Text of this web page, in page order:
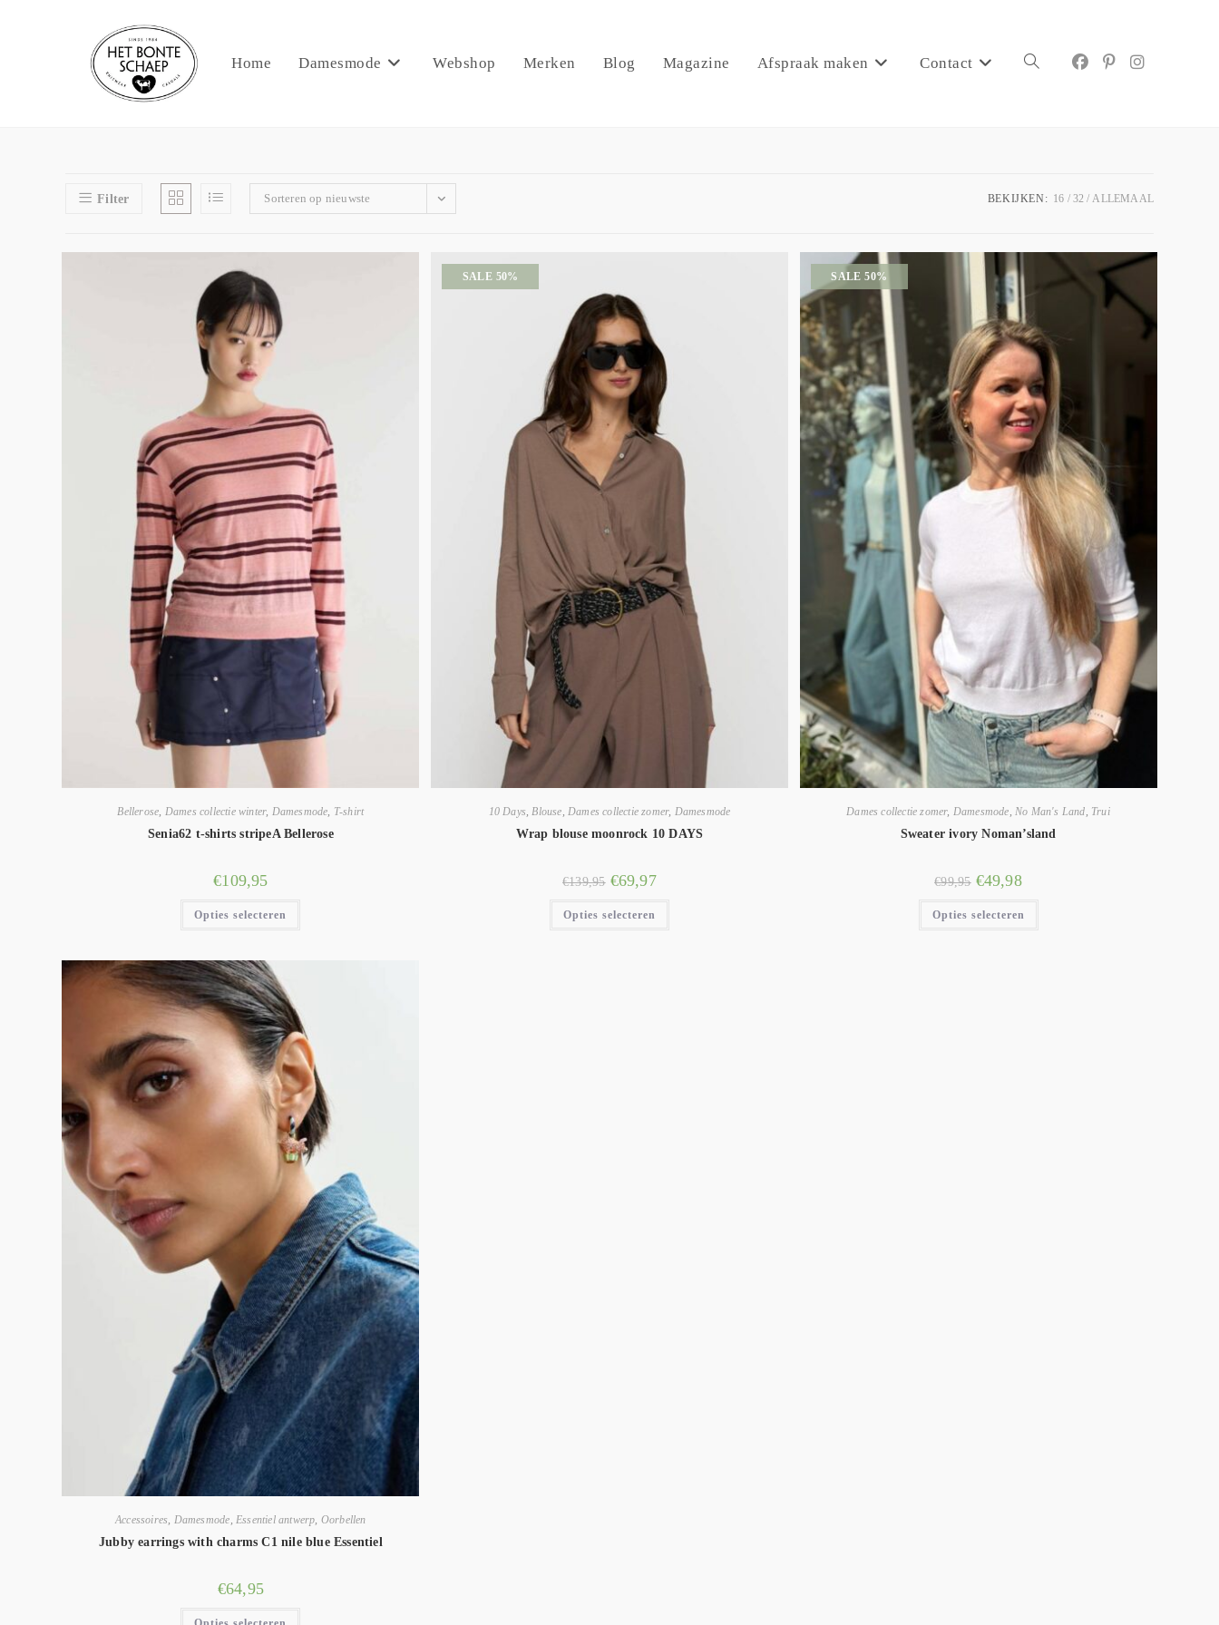
Home Damesmode Webshop Merken Blog Magazine Afspraak maken Contact
Filter Sorteren op nieuwste BEKIJKEN: 16 32 ALLEMAAL
Bellerose, Dames collectie winter, Damesmode, T-shirt
Senia62 t-shirts stripeA Bellerose
€109,95
Opties selecteren
SALE 50%
10 Days,Blouse, Dames collectie zomer, Damesmode
Wrap blouse moonrock 10 DAYS
€139,95 €69,97
Opties selecteren
SALE 50%
Dames collectie zomer, Damesmode,No Man's Land, Trui
Sweater ivory Noman’sland
€99,95 €49,98
Opties selecteren
Accessoires, Damesmode, Essentiel antwerp, Oorbellen
Jubby earrings with charms C1 nile blue Essentiel
€64,95